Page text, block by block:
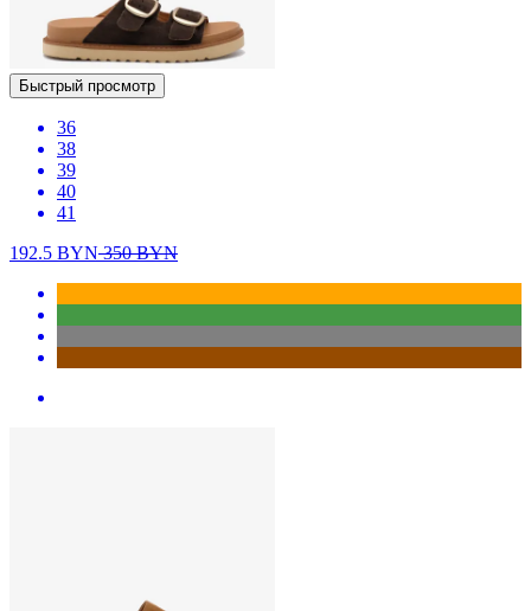
Быстрый просмотр
36
38
39
40
41
192.5 BYN350BYN